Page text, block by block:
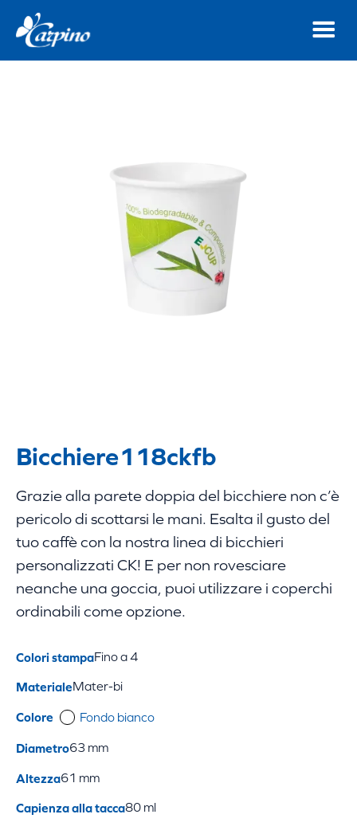
Bicchiere118ckfb
Grazie alla parete doppia del bicchiere non c’è
pericolo di scottarsi le mani. Esalta il gusto del
tuo caffè con la nostra linea di bicchieri
personalizzati CK! E per non rovesciare
neanche una goccia, puoi utilizzare i coperchi
ordinabili come opzione.
Colori stampaFino a 4
MaterialeMater-bi
Colore Fondo bianco
Diametro63 mm
Altezza61 mm
Capienza alla tacca80 ml